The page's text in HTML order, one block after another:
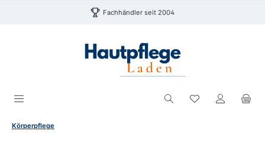
Zum Hauptinhalt springen Fachhändler seit 2004
Du hast 0
Körperpflege